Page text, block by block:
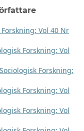
Vol 40 Nr
Forskning: Vol
Sociologisk Forskning:
Forskning: Vol
Forskning: Vol